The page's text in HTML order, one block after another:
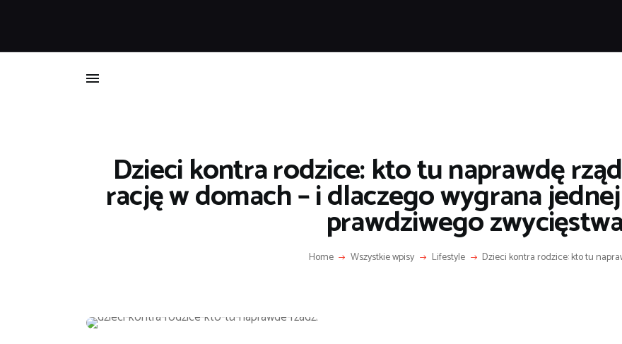
Dzieci kontra rodzice: kto tu naprawdę
rację w domach – i dlaczego wygrana
prawdziwego
Home Wszystkie wpisy Lifestyle Dzieci kontra rodzice: kto tu